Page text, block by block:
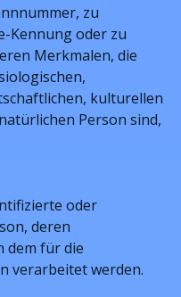
zu
Kennung oder zu
Merkmalen, die
kulturellen
Person sind,
oder
deren
dem für die
verarbeitet werden.